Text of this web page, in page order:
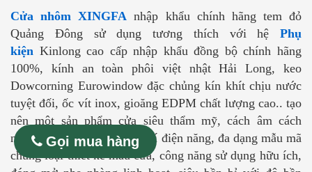
Cửa nhôm XINGFA nhập khẩu chính hãng tem đỏ
Quảng Đông sử dụng tương thích với hệ Phụ
kiện Kinlong cao cấp nhập khẩu đồng bộ chính hãng
100%, kính an toàn phôi việt nhật Hải Long, keo
Dowcorning Eurowindow đặc chủng kín khít chịu nước
tuyệt đối, ốc vít inox, gioăng EDPM chất lượng cao.. tạo
nên một sản phẩm cửa siêu thẩm mỹ, cách âm cách
nhiệt, tiết kiệm tối đa chi phí điện năng, đa dạng mẫu mã
chủng loại thiết kế mẫu cửa, công năng sử dụng hữu ích,
Gọi mua hàng